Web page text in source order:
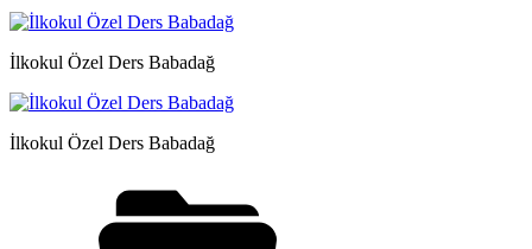
İlkokul Özel Ders Babadağ
İlkokul Özel Ders Babadağ